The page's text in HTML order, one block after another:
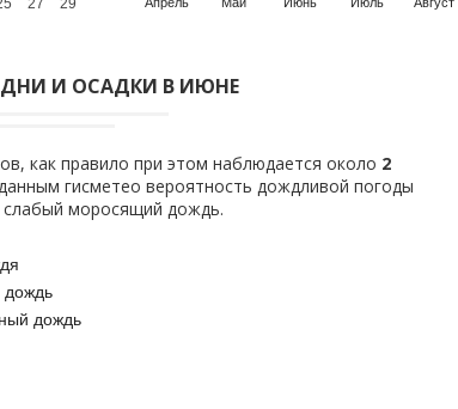
27 29
И ОСАДКИ В ИЮНЕ
как правило при этом наблюдается около 2
гисметео вероятность дождливой погоды
слабый моросящий дождь.
дождь